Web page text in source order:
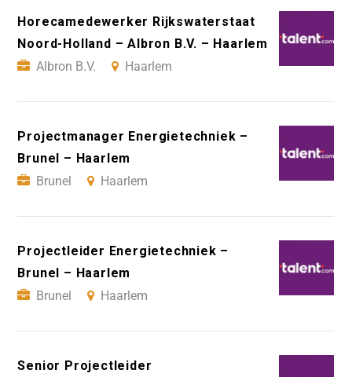
Horecamedewerker Rijkswaterstaat
Noord-Holland – Albron B.V. – Haarlem
Albron B.V.
Haarlem
Projectmanager Energietechniek –
Brunel – Haarlem
Brunel
Haarlem
Projectleider Energietechniek –
Brunel – Haarlem
Brunel
Haarlem
Senior Projectleider